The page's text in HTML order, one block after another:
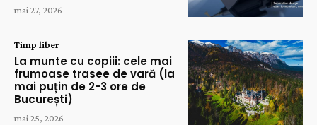
mai 27, 2026
Timp liber
La munte cu copiii: cele mai
frumoase trasee de vară (la
mai puțin de 2-3 ore de
București)
mai 25, 2026